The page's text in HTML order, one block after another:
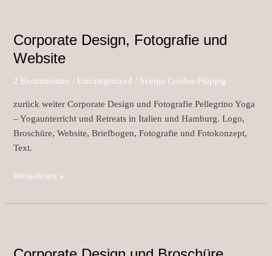
Corporate Design, Fotografie und
Website
2 Kommentare / Uncategorized / Svenja Cordes-Filippig
zurück weiter Corporate Design und Fotografie Pellegrino Yoga
– Yogaunterricht und Retreats in Italien und Hamburg. Logo,
Broschüre, Website, Briefbogen, Fotografie und Fotokonzept,
Text.
Fotografie
und
Weiterlesen »
und